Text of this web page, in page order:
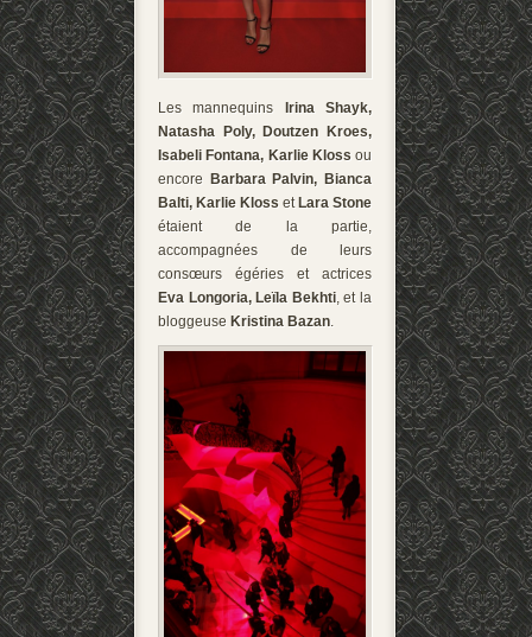
Les mannequins
Irina Shayk,
Natasha Poly, Doutzen Kroes,
Isabeli Fontana, Karlie Klossou
encore
Barbara Palvin, Bianca
Balti, Karlie Kloss et Lara Stone
étaient de la partie,
accompagnées de leurs
consœurs égéries et actrices
Eva Longoria, Leïla Bekhti, et la
bloggeuse Kristina Bazan.